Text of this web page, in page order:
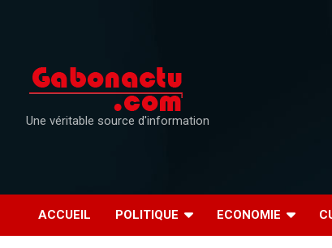
Une véritable source d'information
ACCUEIL POLITIQUE ECONOMIE